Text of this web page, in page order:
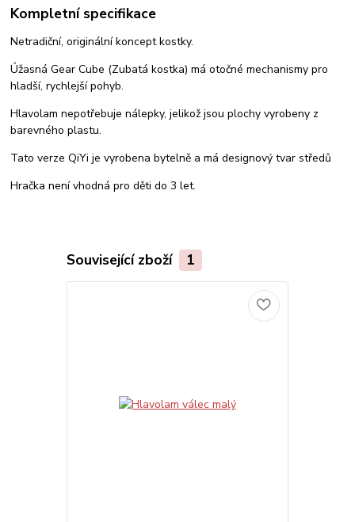
Kompletní specifikace
Netradiční, originální koncept kostky.
Úžasná Gear Cube (Zubatá kostka) má otočné mechanismy pro
hladší, rychlejší pohyb.
Hlavolam nepotřebuje nálepky, jelikož jsou plochy vyrobeny z
barevného plastu.
Tato verze QiYi je vyrobena bytelně a má designový tvar středů
Hračka není vhodná pro děti do 3 let.
Související zboží 1